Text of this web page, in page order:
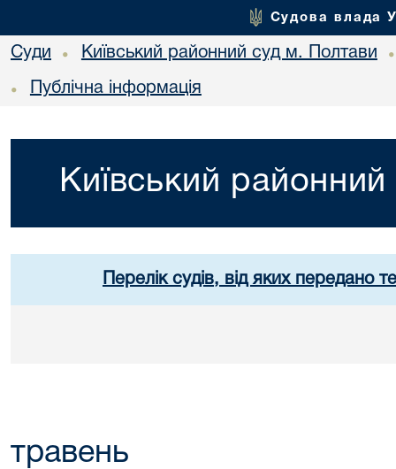
Судова влада
Суди • Київський районний суд м. Полтави •
• Публічна інформація
Київський
Перелік судів, від яких передано
травень